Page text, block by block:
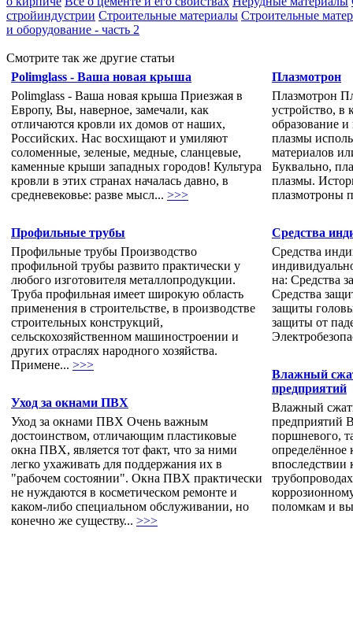
стройиндустрии Строительные материалы Строительные
и оборудование - часть 2
Смотрите так же другие статьи
Polimglass - Ваша новая крыша
Polimglass - Ваша новая крыша Приезжая в
Европу, Вы, наверное, замечали, как
отличаются кровли их домов от наших,
Российских. Нас восхищают и умиляют
соломенные, зеленые, медные, сланцевые,
каменные крыши западных городов! Культура
кровли в этих странах началась давно, в
средневековье: разве мысл... >>>
Профильные трубы
Профильные трубы Производство
профильной трубы развито практически у
любого изготовителя металлопродукции.
Труба профильная имеет широкую область
применения в строительстве, в производстве
строительных конструкций,
сельскохозяйственном машиностроении и
других отраслях народного хозяйства.
Примене... >>>
Уход за окнами ПВХ
Уход за окнами ПВХ Очень важным
достоинством, отличающим пластиковые
окна ПВХ, является тот факт, что за ними
легко ухаживать для поддержания их в
"рабочем состоянии". Окна ПВХ практически
не нуждаются в косметическом ремонте и
каком-либо специальном обслуживании, но
конечно же существу... >>>
Плазмотрон
Плазмотрон
устройство, в
образование
плазмы
материалов
Буквально,
плазмы.
плазмотроны
Средства
Средства
на: Средства
Средства
защиты
защиты от
Влажный
предприятий
Влажный
предприятий
поршневого,
определённое
впоследствии
поломкам и